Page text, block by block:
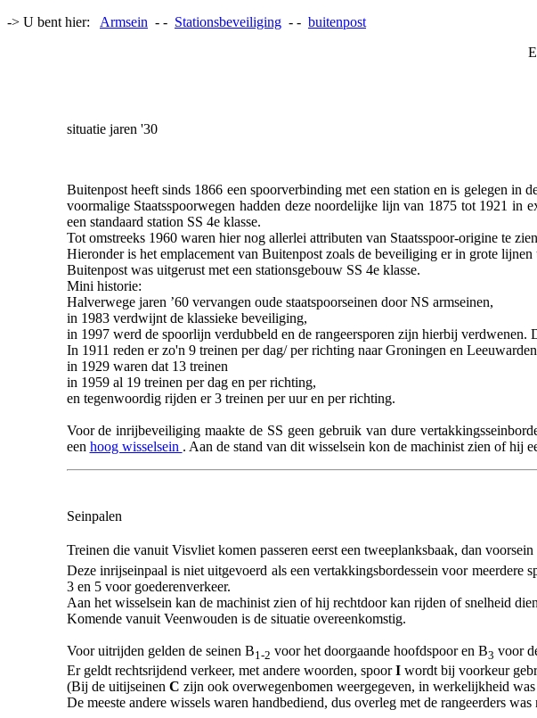
-> U bent hier: Armsein - - Stationsbeveiliging - - buitenpost
situatie jaren '30
Buitenpost heeft sinds 1866 een spoorverbinding met een station en is gelegen
voormalige Staatsspoorwegen hadden deze noordelijke lijn van 1875 tot 1921 in
een standaard station SS 4e klasse.
Tot omstreeks 1960 waren hier nog allerlei attributen van Staatsspoor-origine te
Hieronder is het emplacement van Buitenpost zoals de beveiliging er in grote lijnen
Buitenpost was uitgerust met een stationsgebouw SS 4e klasse.
Mini historie:
Halverwege jaren ’60 vervangen oude staatspoorseinen door NS armseinen,
in 1983 verdwijnt de klassieke beveiliging,
in 1997 werd de spoorlijn verdubbeld en de rangeersporen zijn hierbij
In 1911 reden er zo'n 9 treinen per dag/ per richting naar Groningen en
in 1929 waren dat 13 treinen
in 1959 al 19 treinen per dag en per richting,
en tegenwoordig rijden er 3 treinen per uur en per richting.
Voor de inrijbeveiliging maakte de SS geen gebruik van dure
een hoog wisselsein . Aan de stand van dit wisselsein kon de machinist zien of hij
Seinpalen
Treinen die vanuit Visvliet komen passeren eerst een tweeplanksbaak, dan voorsein
Deze inrijseinpaal is niet uitgevoerd als een vertakkingsbordessein voor
3 en 5 voor goederenverkeer.
Aan het wisselsein kan de machinist zien of hij rechtdoor kan rijden of snelheid
Komende vanuit Veenwouden is de situatie overeenkomstig.
Voor uitrijden gelden de seinen B1-2 voor het doorgaande hoofdspoor en B3 voor
Er geldt rechtsrijdend verkeer, met andere woorden, spoorIwordt bij voorkeur
(Bij de uitijseinen C zijn ook overwegenbomen weergegeven, in werkelijkheid
De meeste andere wissels waren handbediend, dus overleg met de rangeerders